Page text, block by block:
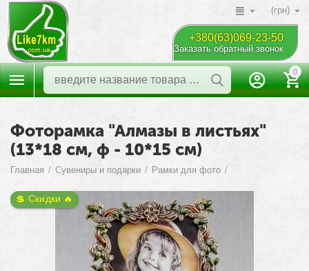
(грн)
+380(63)069-23-50
Заказать обратный звонок
0
Фоторамка "Алмазы в листьях"
(13*18 см, ф - 10*15 см)
Главная / Сувениры и подарки / Рамки для фото /
💲 Скидки 🔥